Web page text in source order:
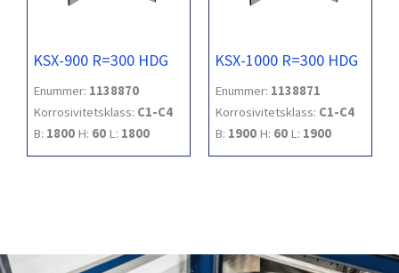
KSX-900 R=300 HDG
Enummer: 1138870
Korrosivitetsklass: C1-C4
B: 1800 H: 60 L: 1800
KSX-1000 R=300 HDG
Enummer: 1138871
Korrosivitetsklass: C1-C4
B: 1900 H: 60 L: 1900